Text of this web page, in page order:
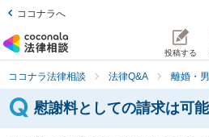
ココナラへ
投稿する
ココナラ法律相談 法律Q&A 離婚・
慰謝料としての請求は可